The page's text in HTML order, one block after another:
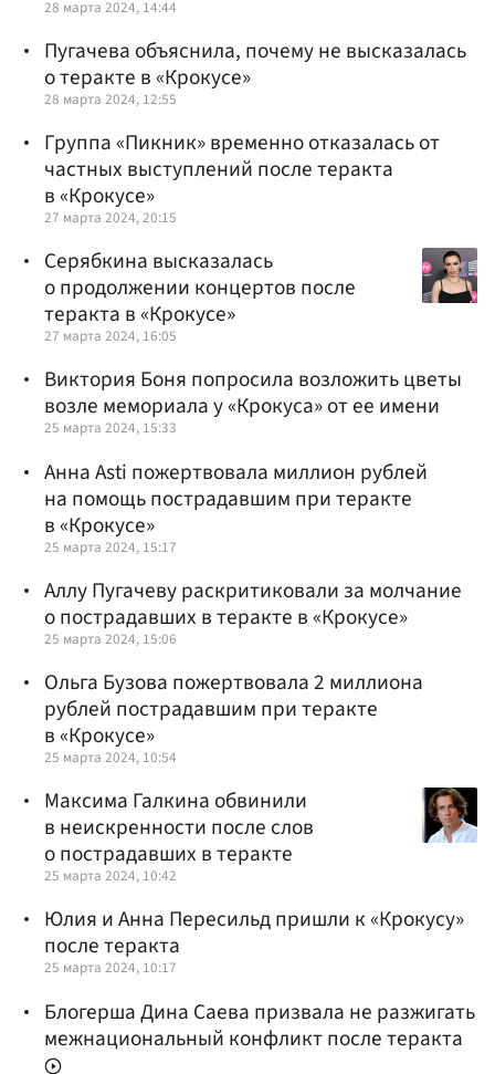
28 марта 2024, 14:44
Пугачева объяснила, почему не высказалась
о теракте в «Крокусе»
28 марта 2024, 12:55
Группа «Пикник» временно отказалась от
частных выступлений после теракта
в «Крокусе»
27 марта 2024, 20:15
Серябкина высказалась
о продолжении концертов после
теракта в «Крокусе»
27 марта 2024, 16:05
Виктория Боня попросила возложить цветы
возле мемориала у «Крокуса» от ее имени
25 марта 2024, 15:33
Анна Asti пожертвовала миллион рублей
на помощь пострадавшим при теракте
в «Крокусе»
25 марта 2024, 15:17
Аллу Пугачеву раскритиковали за молчание
о пострадавших в теракте в «Крокусе»
25 марта 2024, 15:06
Ольга Бузова пожертвовала 2 миллиона
рублей пострадавшим при теракте
в «Крокусе»
25 марта 2024, 10:54
Максима Галкина обвинили
в неискренности после слов
о пострадавших в теракте
25 марта 2024, 10:42
Юлия и Анна Пересильд пришли к «Крокусу»
после теракта
25 марта 2024, 10:17
Блогерша Дина Саева призвала не разжигать
межнациональный конфликт после теракта